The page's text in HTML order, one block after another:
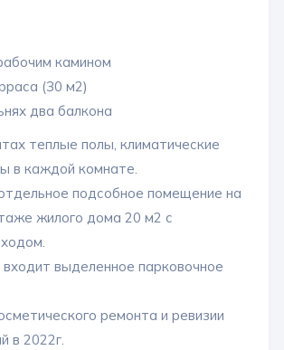
камином
(30 м2)
два балкона
теплые полы, климатические
в каждой комнате.
подсобное помещение на
жилого дома 20 м2 с
выделенное парковочное
ремонта и ревизии
в 2022г.